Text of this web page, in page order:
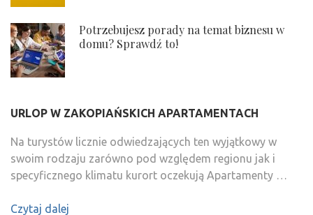
Potrzebujesz porady na temat biznesu w
domu? Sprawdź to!
URLOP W ZAKOPIAŃSKICH APARTAMENTACH
Na turystów licznie odwiedzających ten wyjątkowy w
swoim rodzaju zarówno pod względem regionu jak i
specyficznego klimatu kurort oczekują Apartamenty …
Czytaj dalej